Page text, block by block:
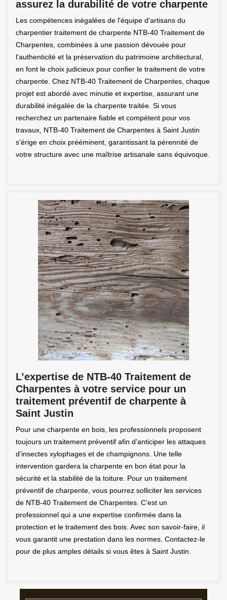
assurez la durabilité de votre charpente
Les compétences inégalées de l'équipe d'artisans du
charpentier traitement de charpente NTB-40 Traitement de
Charpentes, combinées à une passion dévouée pour
l'authenticité et la préservation du patrimoine architectural,
en font le choix judicieux pour confier le traitement de votre
charpente. Chez NTB-40 Traitement de Charpentes, chaque
projet est abordé avec minutie et expertise, assurant une
durabilité inégalée de la charpente traitée. Si vous
recherchez un partenaire fiable et compétent pour vos
travaux, NTB-40 Traitement de Charpentes à Saint Justin
s'érige en choix prééminent, garantissant la pérennité de
votre structure avec une maîtrise artisanale sans équivoque.
L’expertise de NTB-40 Traitement de
Charpentes à votre service pour un
traitement préventif de charpente à
Saint Justin
Pour une charpente en bois, les professionnels proposent
toujours un traitement préventif afin d’anticiper les attaques
d’insectes xylophages et de champignons. Une telle
intervention gardera la charpente en bon état pour la
sécurité et la stabilité de la toiture. Pour un traitement
préventif de charpente, vous pourrez solliciter les services
de NTB-40 Traitement de Charpentes. C’est un
professionnel qui a une expertise confirmée dans la
protection et le traitement des bois. Avec son savoir-faire, il
vous garantit une prestation dans les normes. Contactez-le
pour de plus amples détails si vous êtes à Saint Justin.